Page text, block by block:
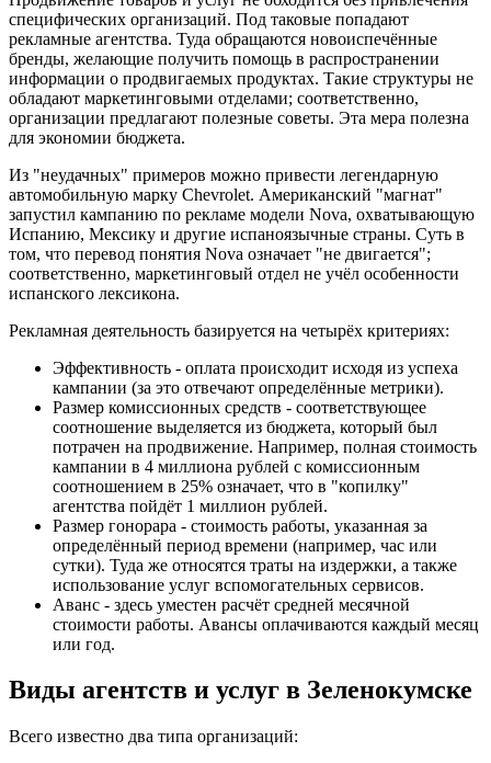
специфических организаций. Под таковые попадают
рекламные агентства. Туда обращаются новоиспечённые
бренды, желающие получить помощь в распространении
информации о продвигаемых продуктах. Такие структуры не
обладают маркетинговыми отделами; соответственно,
организации предлагают полезные советы. Эта мера полезна
для экономии бюджета.
Из "неудачных" примеров можно привести легендарную
автомобильную марку Chevrolet. Американский "магнат"
запустил кампанию по рекламе модели Nova, охватывающую
Испанию, Мексику и другие испаноязычные страны. Суть в
том, что перевод понятия Nova означает "не двигается";
соответственно, маркетинговый отдел не учёл особенности
испанского лексикона.
Рекламная деятельность базируется на четырёх критериях:
Эффективность - оплата происходит исходя из успеха
кампании (за это отвечают определённые метрики).
Размер комиссионных средств - соответствующее
соотношение выделяется из бюджета, который был
потрачен на продвижение. Например, полная стоимость
кампании в 4 миллиона рублей с комиссионным
соотношением в 25% означает, что в "копилку"
агентства пойдёт 1 миллион рублей.
Размер гонорара - стоимость работы, указанная за
определённый период времени (например, час или
сутки). Туда же относятся траты на издержки, а также
использование услуг вспомогательных сервисов.
Аванс - здесь уместен расчёт средней месячной
стоимости работы. Авансы оплачиваются каждый месяц
или год.
Виды агентств и услуг в Зеленокумске
Всего известно два типа организаций: